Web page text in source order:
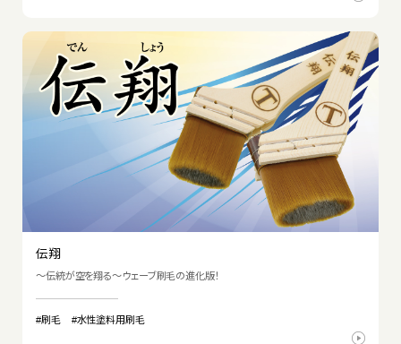
伝翔
～伝統が空を翔る～ウェーブ刷毛の進化版！
#刷毛 #水性塗料用刷毛